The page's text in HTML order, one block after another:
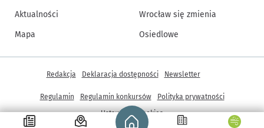
Strona główna - wroclaw.pl
Aktualności
Mapa
Wrocław się zmienia
Osiedlowe
Inne informacje
Redakcja Deklaracja dostępności Newsletter
Regulamin Regulamin konkursów
Polityka prywatności
Ustawienia cookies